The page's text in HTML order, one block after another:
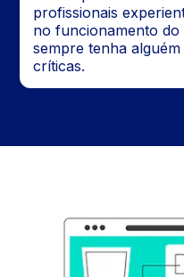
profissionais
no funcionamento
sempre tenha
críticas.